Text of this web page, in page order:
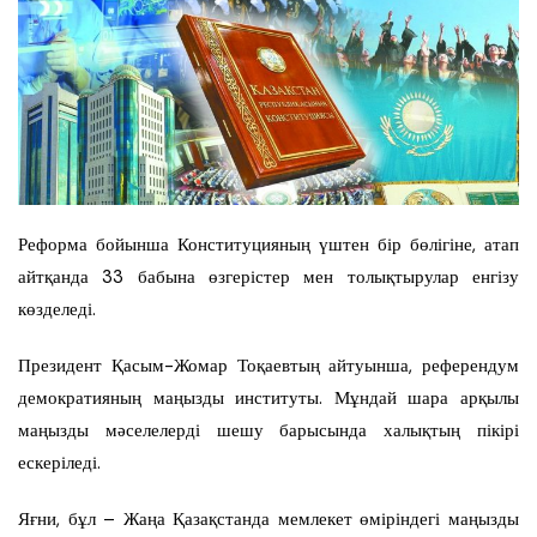
Реформа бойынша Конституцияның үштен бір бөлігіне, атап
айтқанда 33 бабына өзгерістер мен толықтырулар енгізу
көзделеді.
Президент Қасым-Жомар Тоқаевтың айтуынша, референдум
демократияның маңызды институты. Мұндай шара арқылы
маңызды мәселелерді шешу барысында халықтың пікірі
ескеріледі.
Яғни, бұл – Жаңа Қазақстанда мемлекет өміріндегі маңызды